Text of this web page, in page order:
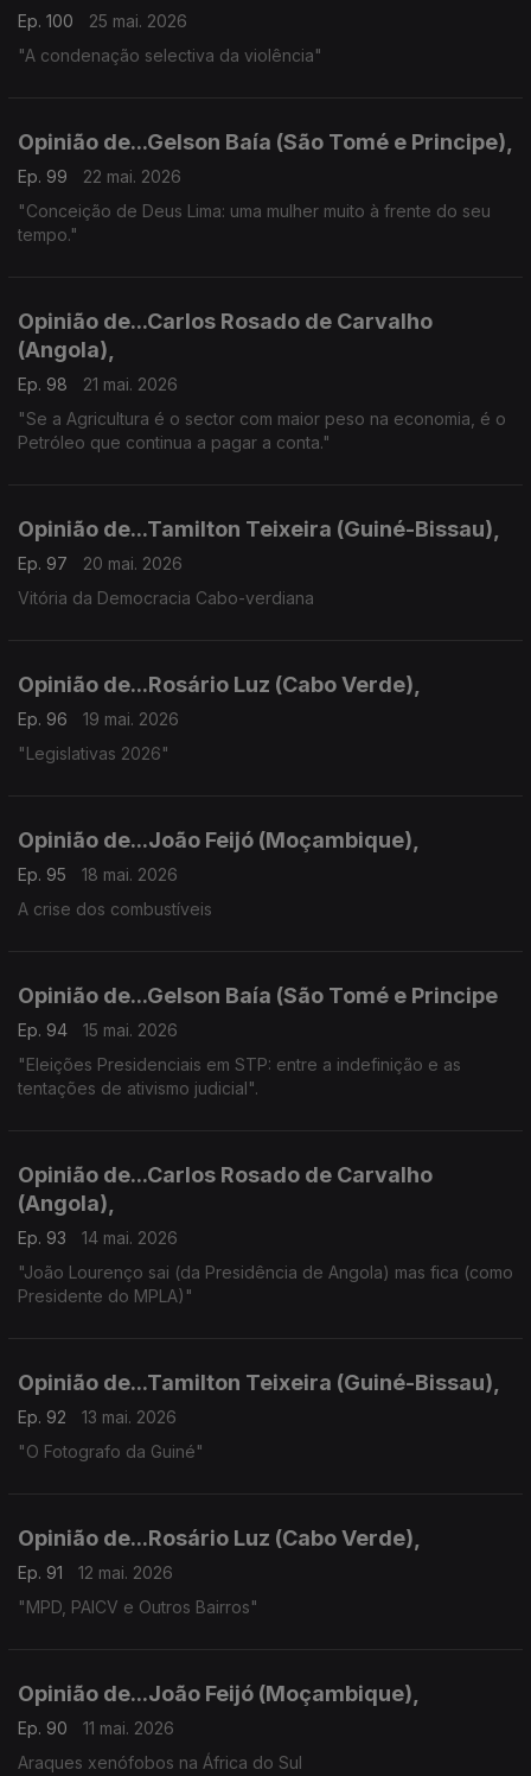
Ep. 100
25 mai. 2026
"A condenação selectiva da violência"
Opinião de...Gelson Baía (São Tomé e Principe),
Ep. 99
22 mai. 2026
"Conceição de Deus Lima: uma mulher muito à frente do seu
tempo."
Opinião de...Carlos Rosado de Carvalho
(Angola),
Ep. 98
21 mai. 2026
"Se a Agricultura é o sector com maior peso na economia, é o
Petróleo que continua a pagar a conta."
Opinião de...Tamilton Teixeira (Guiné-Bissau),
Ep. 97
20 mai. 2026
Vitória da Democracia Cabo-verdiana
Opinião de...Rosário Luz (Cabo Verde),
Ep. 96
19 mai. 2026
"Legislativas 2026"
Opinião de...João Feijó (Moçambique),
Ep. 95
18 mai. 2026
A crise dos combustíveis
Opinião de...Gelson Baía (São Tomé e Principe
Ep. 94
15 mai. 2026
"Eleições Presidenciais em STP: entre a indefinição e as
tentações de ativismo judicial".
Opinião de...Carlos Rosado de Carvalho
(Angola),
Ep. 93
14 mai. 2026
"João Lourenço sai (da Presidência de Angola) mas fica (como
Presidente do MPLA)"
Opinião de...Tamilton Teixeira (Guiné-Bissau),
Ep. 92
13 mai. 2026
"O Fotografo da Guiné"
Opinião de...Rosário Luz (Cabo Verde),
Ep. 91
12 mai. 2026
"MPD, PAICV e Outros Bairros"
Opinião de...João Feijó (Moçambique),
Ep. 90
11 mai. 2026
Araques xenófobos na África do Sul